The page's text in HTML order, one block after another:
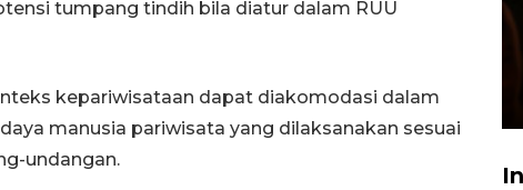
tumpang tindih bila diatur dalam RUU
kepariwisataan dapat diakomodasi dalam
manusia pariwisata yang dilaksanakan sesuai
undangan.
SPPG di Gorontalo jaga
23 Februari 2026 18:20